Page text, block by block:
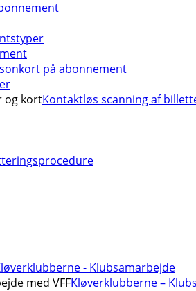
på abonnement
og kortKontaktløs scanning af
- Klubsamarbejde
med VFFKløverklubberne –